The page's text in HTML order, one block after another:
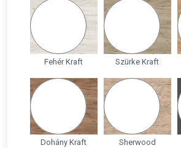
Fehér Kraft Szürke Kraft
Dohány Kraft Sherwood